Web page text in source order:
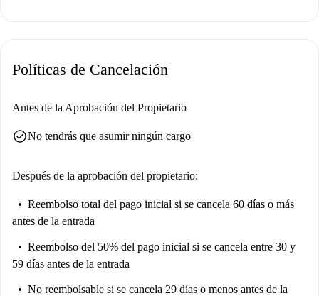
interés cercanos. Encontrará lugares de interés locales como la atracción
Fogón Catracho. La Escuela de la Inspección de Trabajo y Seguridad
apartamento español bien ubicado.
Políticas de Cancelación
Antes de la Aprobación del Propietario
check_circleNo tendrás que asumir ningún cargo
Después de la aprobación del propietario:
Reembolso total del pago inicial si se cancela 60 días o más
antes de la entrada
Reembolso del 50% del pago inicial si se cancela entre 30 y
59 días antes de la entrada
No reembolsable si se cancela 29 días o menos antes de la